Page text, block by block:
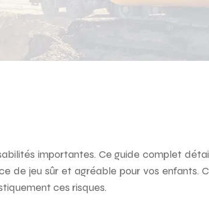
importantes. Ce guide complet
de jeu sûr et agréable pour vos enfants.
ces risques.